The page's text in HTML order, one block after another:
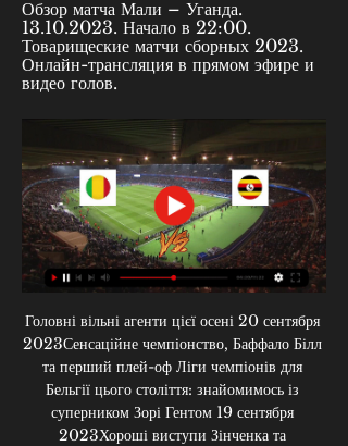
Обзор матча Мали – Уганда.
13.10.2023. Начало в 22:00.
Товарищеские матчи сборных 2023.
Онлайн-трансляция в прямом эфире и
видео голов.
Головні вільні агенти цієї осені 20 сентября
2023Сенсаційне чемпіонство, Баффало Білл
та перший плей-оф Ліги чемпіонів для
Бельгії цього століття: знайомимось із
суперником Зорі Гентом 19 сентября
2023Хороші виступи Зінченка та